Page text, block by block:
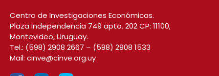
Centro de Investigaciones Económicas.
Plaza Independencia 749 apto. 202 CP: 11100,
Montevideo, Uruguay.
Tel.: (598) 2908 2667 – (598) 2908 1533
Mail: cinve@cinve.org.uy